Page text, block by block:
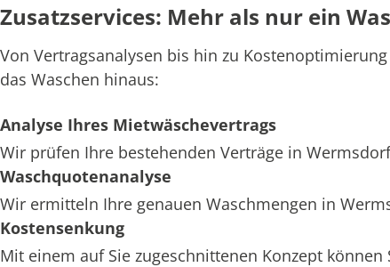
Zusatzservices: Mehr als nur ein
Von Vertragsanalysen bis hin zu
das Waschen hinaus:
Analyse Ihres Mietwäschevertrags
Wir prüfen Ihre bestehenden Verträge in
Waschquotenanalyse
Wir ermitteln Ihre genauen Waschmengen in
Kostensenkung
Mit einem auf Sie zugeschnittenen Konzept